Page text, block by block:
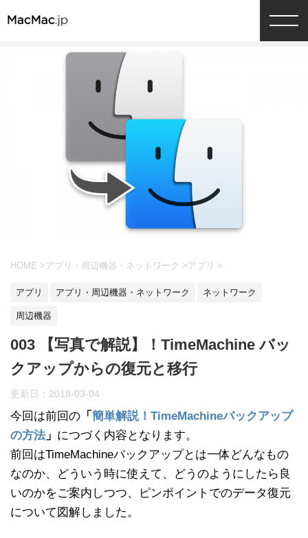
HOME >アプリ・周辺機器・ネットワーク >アプリ >
アプリ アプリ・周辺機器・ネットワーク ネットワーク
周辺機器
003 【写真で解説】！TimeMachine バッ
クアップからの復元と移行
更新日： 2018-03-04
今回は前回の 「 簡単解説！TimeMachineバックアップ
の方法 」 につづく内容となります。
前回はTimeMachineバックアップとは一体どんなもの
なのか、どういう時に使えて、どうのようにしたら良
いのかをご案内しつつ、ピンポイントでのデータ復元
について図解しました。